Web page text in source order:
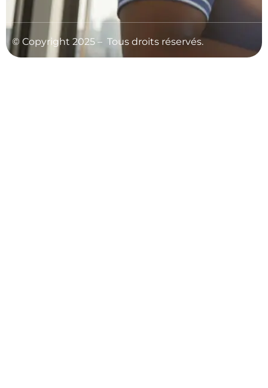
© Copyright 2025 – Tous droits réservés.